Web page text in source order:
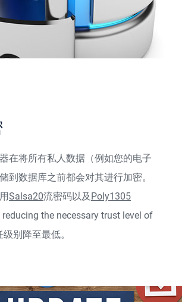
在将所有私人数据（例如您的电子
到数据库之前都会对其进行加密。
Salsa20流密码以及 Poly1305
reducing the necessary trust level of
别降至最低。